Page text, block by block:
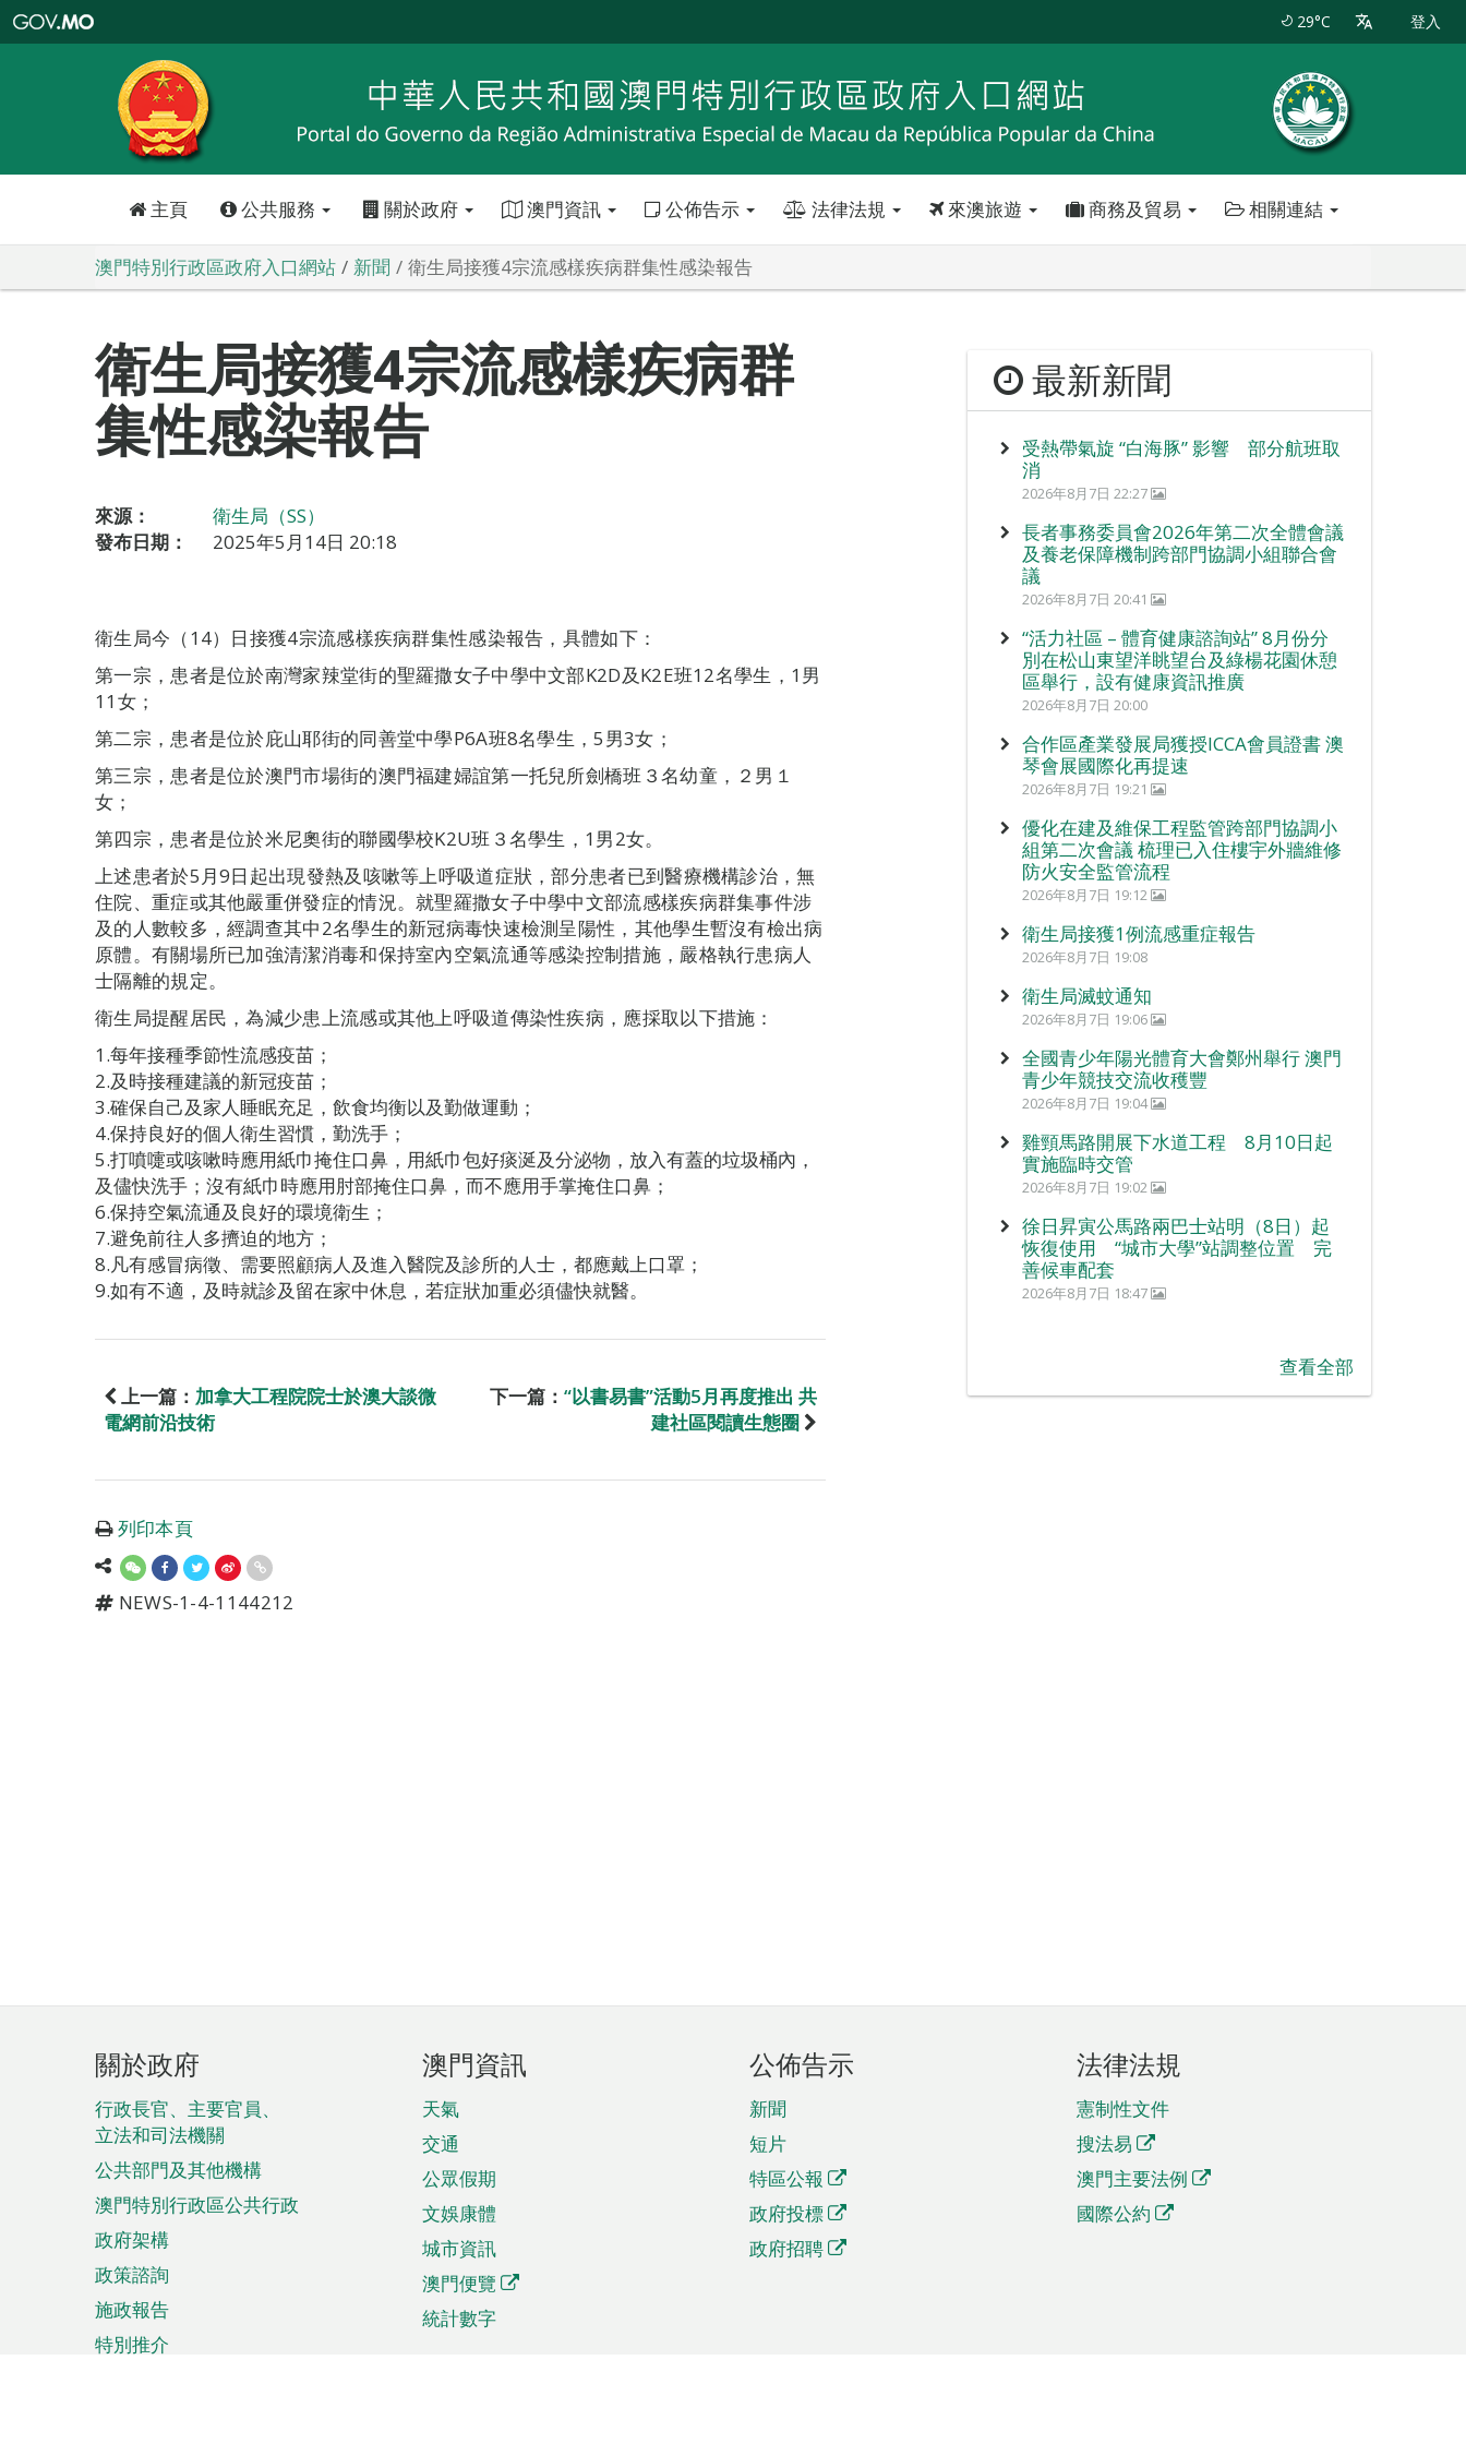
特
政
區
政
口
29°C 登入
主頁 公共服務 關於政府 澳門資訊 公佈告示 法律法規 來澳旅遊 商務及貿易 相關連結
澳門特別行政區政府入口網站 新聞 衛生局接獲4宗流感樣疾病群集性感染報告
衛生局接獲4宗流感樣疾病群
集性感染報告
來源：
衛生局（SS）
發布日期：
2025年5月14日 20:18
衛生局今（14）日接獲4宗流感樣疾病群集性感染報告，具體如下：
第一宗，患者是位於南灣家辣堂街的聖羅撒女子中學中文部K2D及K2E班12名學生，1男
11女；
第二宗，患者是位於庇山耶街的同善堂中學P6A班8名學生，5男3女；
第三宗，患者是位於澳門市場街的澳門福建婦誼第一托兒所劍橋班３名幼童，２男１
女；
第四宗，患者是位於米尼奧街的聯國學校K2U班３名學生，1男2女。
上述患者於5月9日起出現發熱及咳嗽等上呼吸道症狀，部分患者已到醫療機構診治，無
住院、重症或其他嚴重併發症的情況。就聖羅撒女子中學中文部流感樣疾病群集事件涉
及的人數較多，經調查其中2名學生的新冠病毒快速檢測呈陽性，其他學生暫沒有檢出病
原體。有關場所已加強清潔消毒和保持室內空氣流通等感染控制措施，嚴格執行患病人
士隔離的規定。
衛生局提醒居民，為減少患上流感或其他上呼吸道傳染性疾病，應採取以下措施：
1.每年接種季節性流感疫苗；
2.及時接種建議的新冠疫苗；
3.確保自己及家人睡眠充足，飲食均衡以及勤做運動；
4.保持良好的個人衛生習慣，勤洗手；
5.打噴嚏或咳嗽時應用紙巾掩住口鼻，用紙巾包好痰涎及分泌物，放入有蓋的垃圾桶內，
及儘快洗手；沒有紙巾時應用肘部掩住口鼻，而不應用手掌掩住口鼻；
6.保持空氣流通及良好的環境衛生；
7.避免前往人多擠迫的地方；
8.凡有感冒病徵、需要照顧病人及進入醫院及診所的人士，都應戴上口罩；
9.如有不適，及時就診及留在家中休息，若症狀加重必須儘快就醫。
上一篇： 加拿大工程院院士於澳大談微
電網前沿技術
下一篇： “以書易書”活動5月再度推出 共
建社區閱讀生態圈
列印本頁
NEWS-1-4-1144212
最新新聞
受熱帶氣旋 “白海豚” 影響 部分航班取
消
2026年8月7日 22:27
長者事務委員會2026年第二次全體會議
及養老保障機制跨部門協調小組聯合會
議
2026年8月7日 20:41
“活力社區 – 體育健康諮詢站” 8月份分
別在松山東望洋眺望台及綠楊花園休憩
區舉行，設有健康資訊推廣
2026年8月7日 20:00
合作區產業發展局獲授ICCA會員證書 澳
琴會展國際化再提速
2026年8月7日 19:21
優化在建及維保工程監管跨部門協調小
組第二次會議 梳理已入住樓宇外牆維修
防火安全監管流程
2026年8月7日 19:12
衛生局接獲1例流感重症報告
2026年8月7日 19:08
衛生局滅蚊通知
2026年8月7日 19:06
全國青少年陽光體育大會鄭州舉行 澳門
青少年競技交流收穫豐
2026年8月7日 19:04
雞頸馬路開展下水道工程 8月10日起
實施臨時交管
2026年8月7日 19:02
徐日昇寅公馬路兩巴士站明（8日）起
恢復使用 “城市大學”站調整位置 完
善候車配套
2026年8月7日 18:47
查看全部
頁
腳
菜
單
關於政府
行政長官、主要官員、
立法和司法機關
公共部門及其他機構
澳門特別行政區公共行政
政府架構
政策諮詢
施政報告
特別推介
澳門資訊
天氣
交通
公眾假期
文娛康體
城市資訊
澳門便覽
統計數字
公佈告示
新聞
短片
特區公報
政府投標
政府招聘
法律法規
憲制性文件
搜法易
澳門主要法例
國際公約